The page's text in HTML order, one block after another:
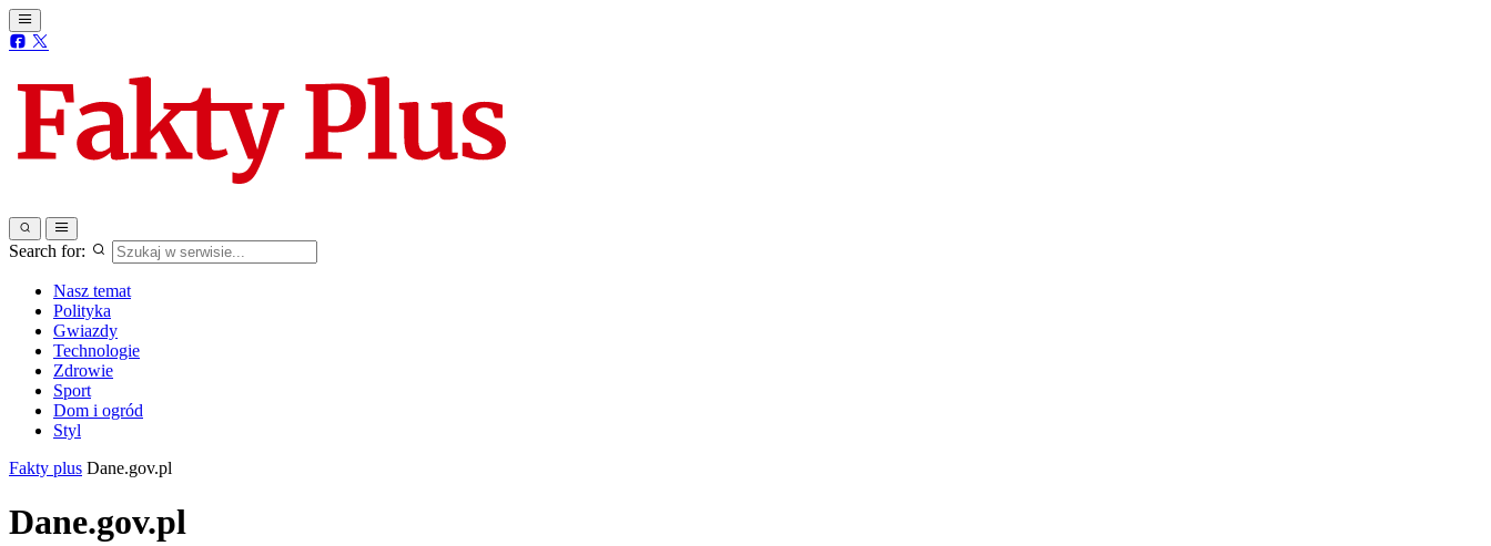
Search for:
Nasz temat
Polityka
Gwiazdy
Technologie
Zdrowie
Sport
Dom i ogród
Styl
Fakty plus Dane.gov.pl
Dane.gov.pl